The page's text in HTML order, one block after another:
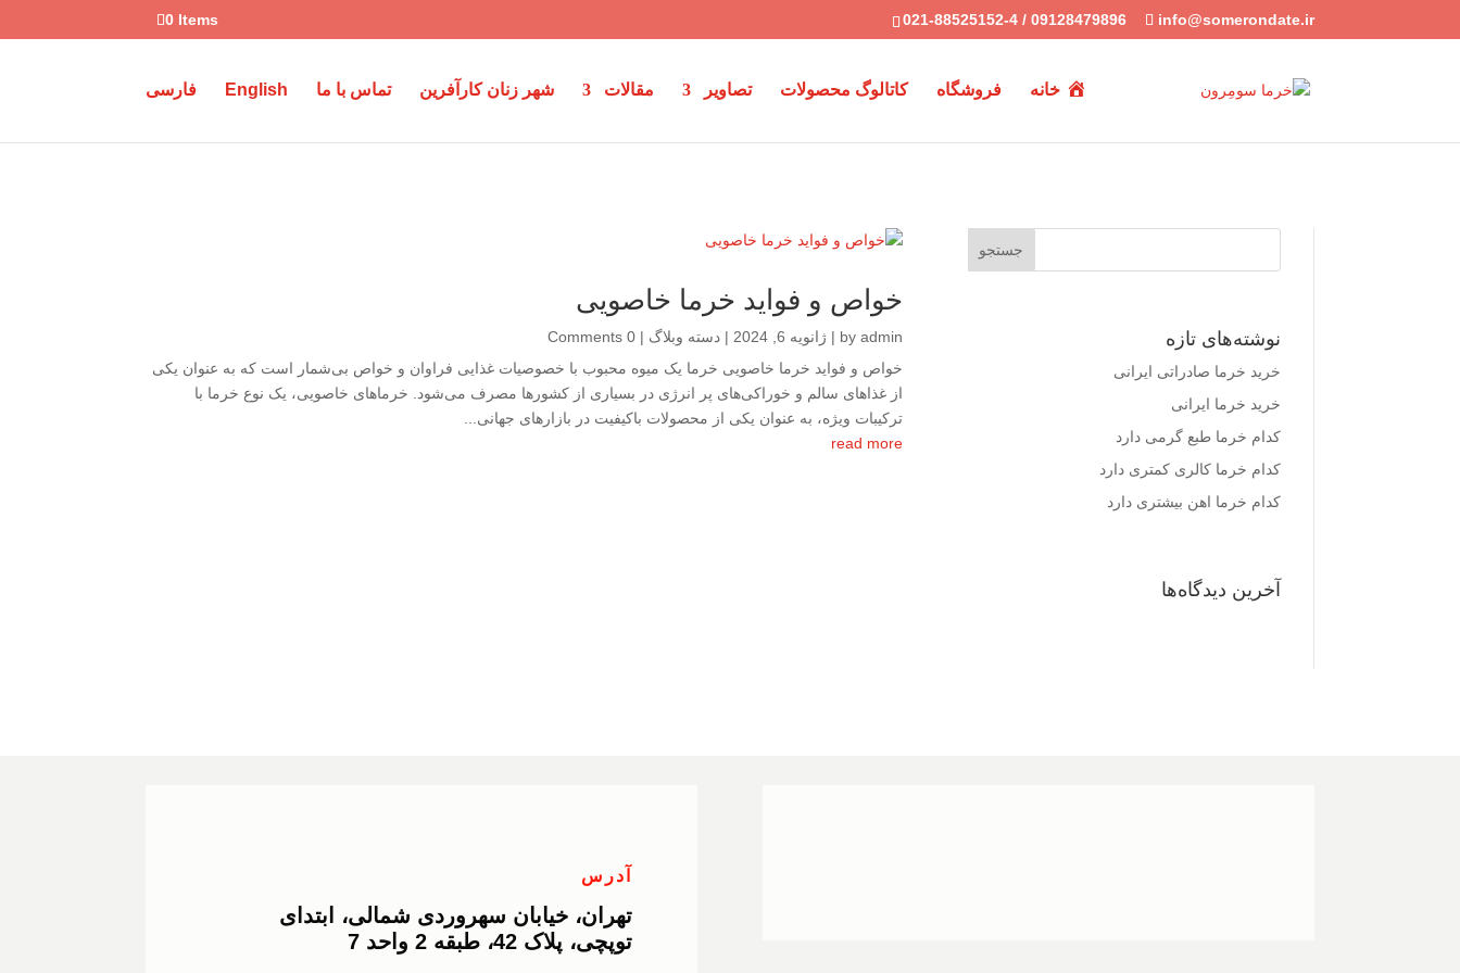
021-88525152-4 / 09128479896 info@somerondate.ir
0 Items
خانه فروشگاه کاتالوگ محصولات تصاویر مقالات شهر زنان کارآفرین تماس با ما English فارسی
خواص و فواید خرما خاصویی
byadmin
| ژانویه 6, 2024 | دسته وبلاگ | 0 Comments
خواص و فواید خرما خاصویی خرما یک میوه محبوب با خصوصیات غذایی فراوان و خواص بی‌شمار است که به عنوان یکی
از غذاهای سالم و خوراکی‌های پر انرژی در بسیاری از کشورها مصرف می‌شود. خرماهای خاصویی، یک نوع خرما با
ترکیبات ویژه، به عنوان یکی از محصولات باکیفیت در بازارهای جهانی...
read more
نوشته‌های تازه
خرید خرما صادراتی ایرانی
خرید خرما ایرانی
کدام خرما طبع گرمی دارد
کدام خرما کالری کمتری دارد
کدام خرما اهن بیشتری دارد
آخرین دیدگاه‌ها
آدرس
تهران، خیابان سهروردی شمالی، ابتدای
توپچی، پلاک 42، طبقه 2 واحد 7